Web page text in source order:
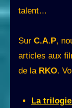
talent…
Sur C.A.P,
articles aux
de la RKO.
La